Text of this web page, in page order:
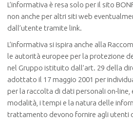
L’informativa è resa solo per il sito
non anche per altri siti web
dall’utente tramite link.
L’informativa si ispira anche alla
le autorità europee per la protezione
nel Gruppo istituito dall’art. 29 della
adottato il 17 maggio 2001 per
per la raccolta di dati personali on-line,
modalità, i tempi e la natura delle
trattamento devono fornire agli utenti